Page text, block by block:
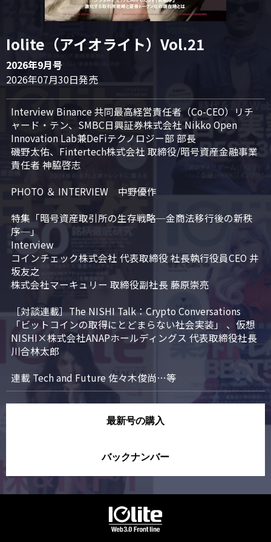
Iolite（アイオライト）Vol.21
2026年9月号
2026年07月30日発売
Interview Binance 共同最高経営責任者（Co-CEO）リチ
ャード・テン、SMBC日興証券株式会社 Nikko Open
Innovation Lab兼DeFiテクノロジー部 部長
磯野太佑、Fintertech株式会社 取締役/暗号資産金融事業
責任者 神脇啓志
PHOTO ＆ INTERVIEW　中野優作
特集「暗号資産取引所の生存戦略─金商法移行後の新秩
序─」
Interview
コインチェック株式会社 代表取締役 社長執行役員CEO 井
坂友之
株式会社マーキュリー 取締役副社長 藤原崇亮
［対談連載］The NISHI Talk：Crypto Conversations
「ビットコインの取得にとどまらない社会実装」 、仮想
NISHI×株式会社ANAPホールディングス 代表取締役社長
川合林太郎
連載 Tech and Future 佐々木俊尚…等
最新号の購入
バックナンバー